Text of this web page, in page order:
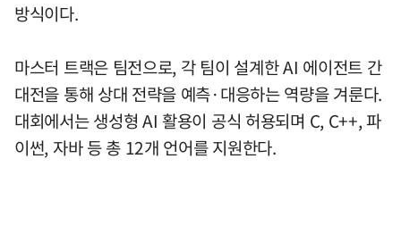
방식이다.
마스터 트랙은 팀전으로, 각 팀이 설계한 AI 에이전트 간
대전을 통해 상대 전략을 예측·대응하는 역량을 겨룬다.
대회에서는 생성형 AI 활용이 공식 허용되며 C, C++, 파
이썬, 자바 등 총 12개 언어를 지원한다.